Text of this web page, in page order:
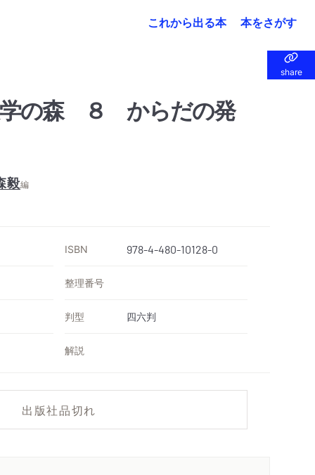
これから出る本 本をさがす
share
share
学の森 ８ からだの発
毅編
ISBN 978-4-480-10128-0
整理番号
判型 四六判
解説
出版社品切れ